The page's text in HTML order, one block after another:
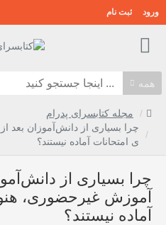
ورود ثبت نام
همه
مجله کتابسرای پدرام
چرا بسیاری از دانش‌آموزان بعد
ی امتحانات آماده نیستند؟
چرا بسیاری از
آموزش غیرحضوری،
آماده نیستند؟